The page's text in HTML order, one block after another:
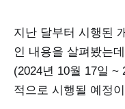
지난 달부터 시행된
인 내용을 살펴봤는
(2024년 10월 17일 ~
적으로 시행될 예정